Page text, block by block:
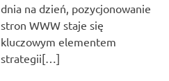
dnia na dzień, pozycjonowanie
stron WWW staje się
kluczowym elementem
strategii[…]